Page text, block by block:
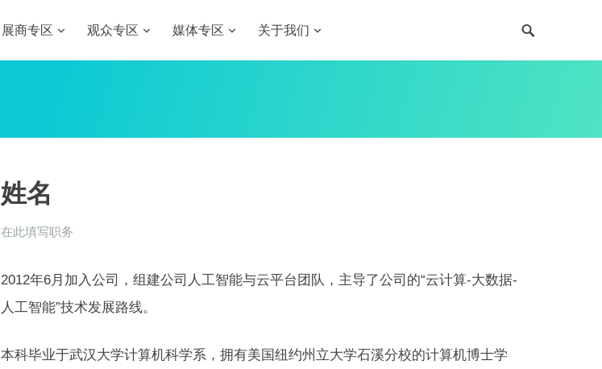
展商专区 观众专区 媒体专区 关于我们
姓名
在此填写职务
2012年6月加入公司，组建公司人工智能与云平台团队，主导了公司的“云计算-大数据-
人工智能”技术发展路线。
本科毕业于武汉大学计算机科学系，拥有美国纽约州立大学石溪分校的计算机博士学